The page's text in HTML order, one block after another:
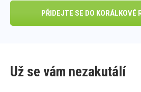
PŘIDEJTE SE DO KORÁLKOVÉ
Už se vám nezakutálí